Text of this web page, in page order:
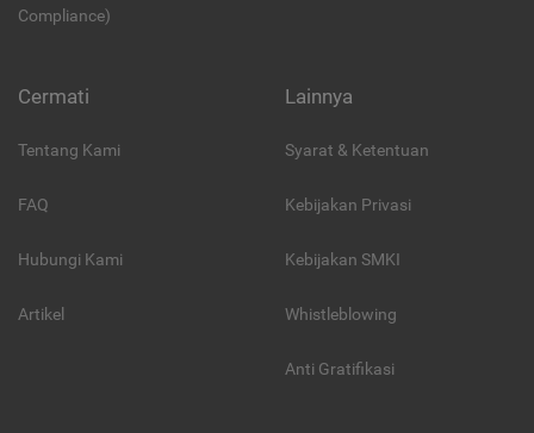
Compliance)
Cermati
Tentang Kami
FAQ
Hubungi Kami
Artikel
Lainnya
Syarat & Ketentuan
Kebijakan Privasi
Kebijakan SMKI
Whistleblowing
Anti Gratifikasi